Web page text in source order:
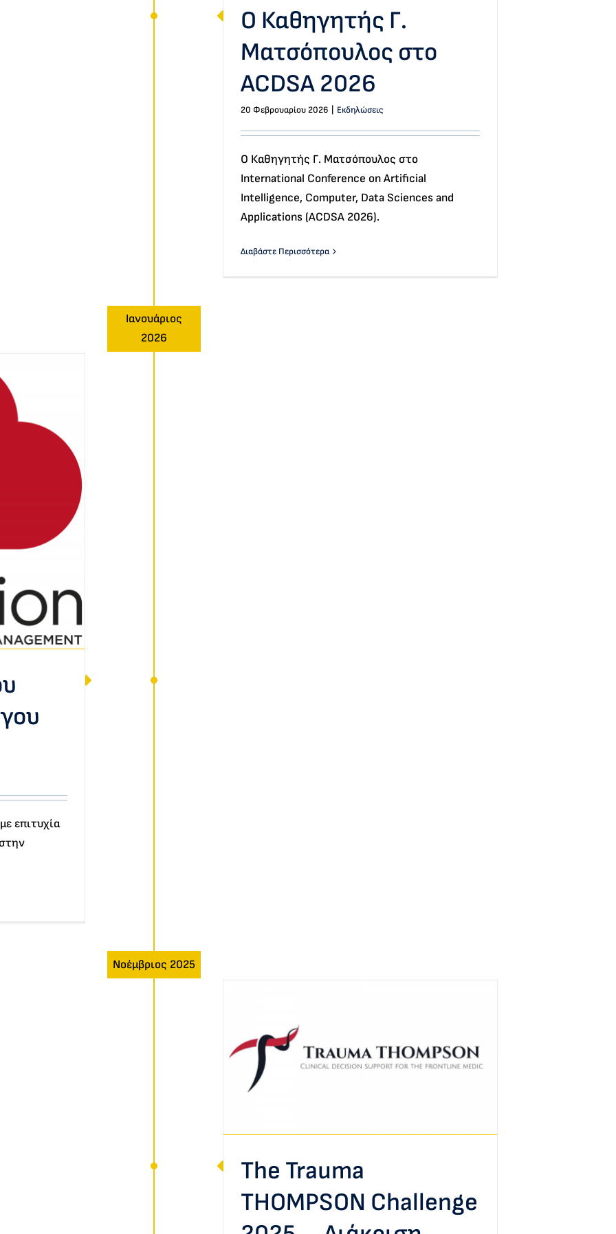
Ο Καθηγητής Γ.
Ματσόπουλος στο
ACDSA 2026
20 Φεβρουαρίου 2026 | Εκδηλώσεις
Ο Καθηγητής Γ. Ματσόπουλος στο
International Conference on Artificial
Intelligence, Computer, Data Sciences and
Applications (ACDSA 2026).
Διαβάστε Περισσότερα
Ιανουάριος
2026
επιτυχία
Νοέμβριος 2025
The Trauma
THOMPSON Challenge